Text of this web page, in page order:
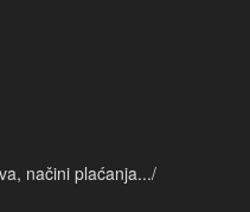
načini plaćanja.../